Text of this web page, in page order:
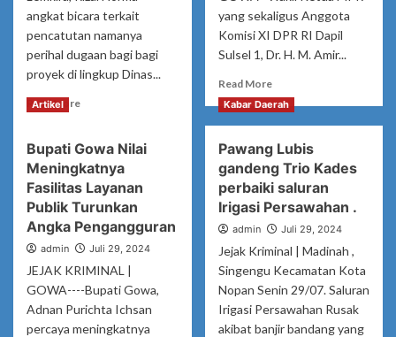
angkat bicara terkait
pencatutan namanya
perihal dugaan bagi bagi
proyek di lingkup Dinas...
Read MoreRead
Ketua
LSM
LEMKIRA
Angkat
Sebut
Itu
Konsumsi
Pribadi
yang sekaligus Anggota
Komisi XI DPR RI Dapil
Sulsel 1, Dr. H. M. Amir...
Read MoreRead
more
about
H.
M
Amir
Uskara,
M.Kes
Bawakan
Sosialisai
Empat
MPR
RI
Artikel
Bupati Gowa Nilai
Meningkatnya
Fasilitas Layanan
Publik Turunkan
Angka Pengangguran
admin Juli 29, 2024
JEJAK KRIMINAL |
GOWA----Bupati Gowa,
Adnan Purichta Ichsan
percaya meningkatnya
Kabar Daerah
Pawang Lubis
gandeng Trio Kades
perbaiki saluran
Irigasi Persawahan .
admin Juli 29, 2024
Jejak Kriminal | Madinah ,
Singengu Kecamatan Kota
Nopan Senin 29/07. Saluran
Irigasi Persawahan Rusak
akibat banjir bandang yang